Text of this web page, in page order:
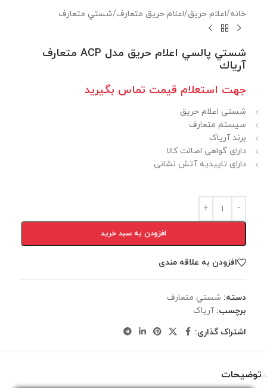
خانه/اعلام حريق/اعلام حريق متعارف/شستي متعارف
شستي پالسي اعلام حريق مدل ACP متعارف
آرياك
جهت استعلام قيمت تماس بگيريد
شستی اعلام حریق
سیستم متعارف
برند آریاک
دارای گواهی اصالت کالا
دارای تاییدیه آتش نشانی
افزودن به سبد خرید
افزودن به علاقه مندی
دسته: شستي متعارف
برچسب: آریاک
اشتراک گذاری:
توضیحات